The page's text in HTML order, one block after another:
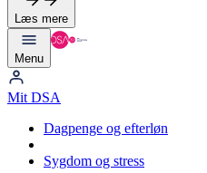
Læs mere
Menu
Mit DSA
Dagpenge og efterløn
Sygdom og stress